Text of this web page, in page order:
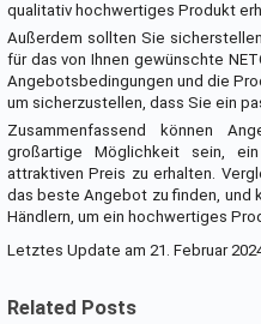
qualitativ hochwertiges Produkt
Außerdem sollten Sie
für das von Ihnen gewünschte
Angebotsbedingungen und die
um sicherzustellen, dass Sie ein
Zusammenfassend können
großartige Möglichkeit sein,
attraktiven Preis zu erhalten.
das beste Angebot zu finden, und
Händlern, um ein hochwertiges
Letztes Update am 21. Februar
Related Posts